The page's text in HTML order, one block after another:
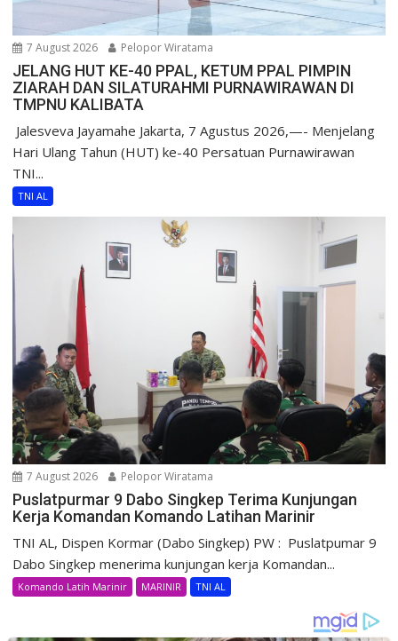
7 August 2026 Pelopor Wiratama
JELANG HUT KE-40 PPAL, KETUM PPAL PIMPIN
ZIARAH DAN SILATURAHMI PURNAWIRAWAN DI
TMPNU KALIBATA
​ Jalesveva Jayamahe Jakarta, 7 Agustus 2026,—- Menjelang
Hari Ulang Tahun (HUT) ke-40 Persatuan Purnawirawan
TNI...
TNI AL
7 August 2026 Pelopor Wiratama
Puslatpurmar 9 Dabo Singkep Terima Kunjungan
Kerja Komandan Komando Latihan Marinir
TNI AL, Dispen Kormar (Dabo Singkep) PW : Puslatpumar 9
Dabo Singkep menerima kunjungan kerja Komandan...
Komando Latih Marinir MARINIR TNI AL